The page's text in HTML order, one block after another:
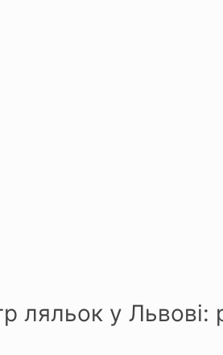
ляльок у